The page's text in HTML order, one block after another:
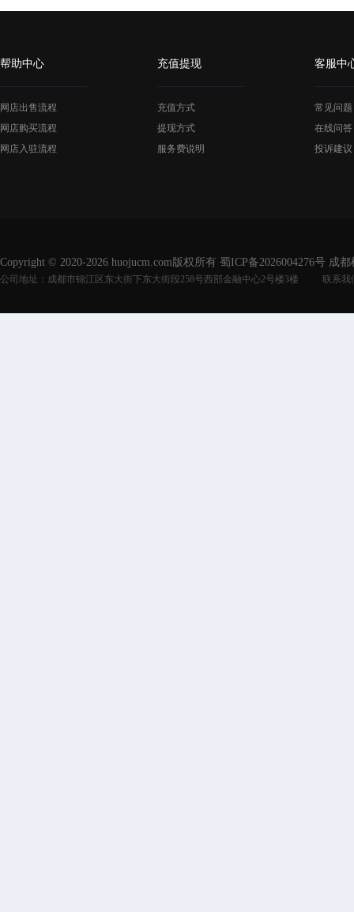
帮助中心
网店出售流程
网店购买流程
网店入驻流程
充值提现
充值方式
提现方式
服务费说明
客服中
常见问题
在线问答
投诉建议
Copyright © 2020-2026 huojucm.com版权所有 蜀ICP备2026004276号 成都
公司地址：成都市锦江区东大街下东大街段258号西部金融中心2号楼3楼 联系我